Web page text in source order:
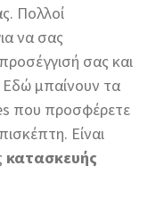
Πολλοί
να σας
σας και
μπαίνουν τα
που προσφέρετε
Είναι
κατασκευής